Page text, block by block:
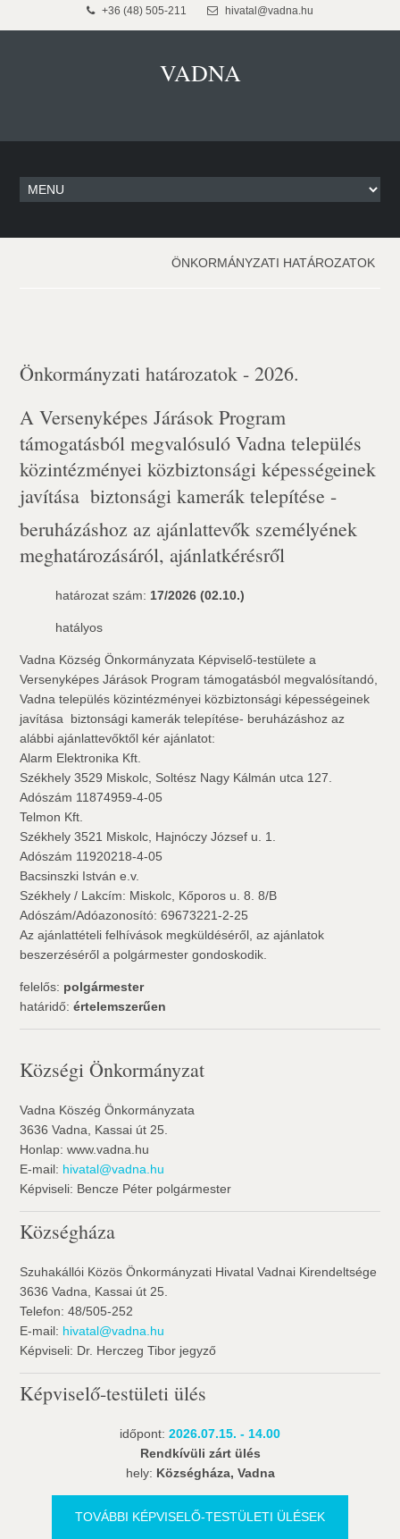
+36 (48) 505-211 hivatal@vadna.hu
VADNA
ÖNKORMÁNYZATI HATÁROZATOK
Önkormányzati határozatok - 2026.
A Versenyképes Járások Program
támogatásból megvalósuló Vadna település
közintézményei közbiztonsági képességeinek
javítása  biztonsági kamerák telepítése -
beruházáshoz az ajánlattevők személyének
meghatározásáról, ajánlatkérésről
határozat szám: 17/2026 (02.10.)
hatályos
Vadna Község Önkormányzata Képviselő-testülete a
Versenyképes Járások Program támogatásból megvalósítandó,
Vadna település közintézményei közbiztonsági képességeinek
javítása  biztonsági kamerák telepítése- beruházáshoz az
alábbi ajánlattevőktől kér ajánlatot:
Alarm Elektronika Kft.
Székhely 3529 Miskolc, Soltész Nagy Kálmán utca 127.
Adószám 11874959-4-05
Telmon Kft.
Székhely 3521 Miskolc, Hajnóczy József u. 1.
Adószám 11920218-4-05
Bacsinszki István e.v.
Székhely / Lakcím: Miskolc, Kőporos u. 8. 8/B
Adószám/Adóazonosító: 69673221-2-25
Az ajánlattételi felhívások megküldéséről, az ajánlatok
beszerzéséről a polgármester gondoskodik.
felelős: polgármester
határidő:értelemszerűen
Községi Önkormányzat
Vadna Köszég Önkormányzata
3636 Vadna, Kassai út 25.
Honlap: www.vadna.hu
E-mail: hivatal@vadna.hu
Képviseli: Bencze Péter polgármester
Községháza
Szuhakállói Közös Önkormányzati Hivatal Vadnai Kirendeltsége
3636 Vadna, Kassai út 25.
Telefon: 48/505-252
E-mail: hivatal@vadna.hu
Képviseli: Dr. Herczeg Tibor jegyző
Képviselő-testületi ülés
időpont: 2026.07.15. - 14.00
Rendkívüli zárt ülés
hely: Községháza, Vadna
TOVÁBBI KÉPVISELŐ-TESTÜLETI ÜLÉSEK